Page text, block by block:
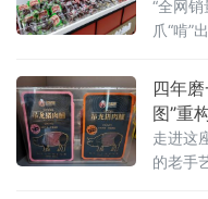
“全网
爪“啃”
有厂区
自动生
质稳定
年，深
工，发
四年
图”重
走进这
的老手